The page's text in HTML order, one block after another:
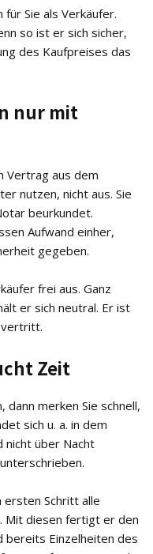
Sie als Verkäufer.
so ist er sich sicher,
des Kaufpreises das
nur mit
Vertrag aus dem
nutzen, nicht aus. Sie
beurkundet.
Aufwand einher,
gegeben.
frei aus. Ganz
er sich neutral. Er ist
vertritt.
Zeit
dann merken Sie schnell,
sich u. a. in dem
über Nacht
Schritt alle
. Mit diesen fertigt er den
bereits Einzelheiten des